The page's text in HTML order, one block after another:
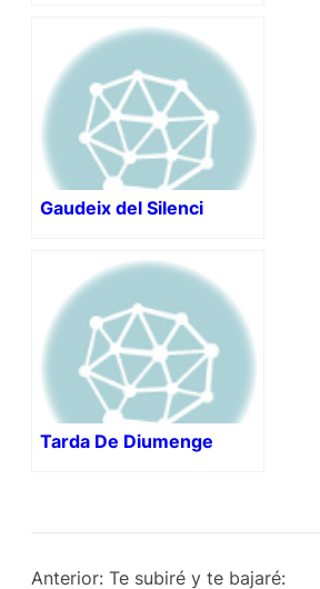
Gaudeix del Silenci
Tarda De Diumenge
Anterior: Te subiré y te bajaré: